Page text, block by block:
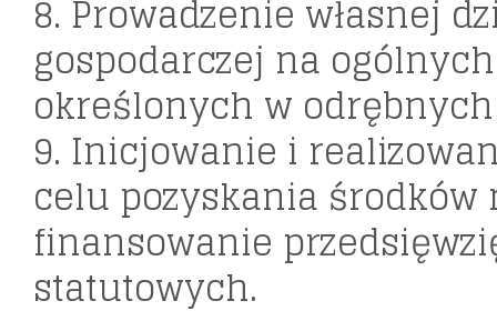
8. Prowadzenie własnej
gospodarczej na
określonych w
9. Inicjowanie i
celu pozyskania środków
finansowanie
statutowych.